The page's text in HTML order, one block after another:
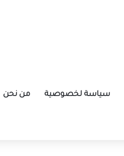
سياسة لخصوصية من نحن